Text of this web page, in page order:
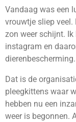
Vandaag was een
vrouwtje sliep veel.
zon weer schijnt.
instagram en
dierenbescherming.
Dat is de
pleegkittens waar
hebben nu een
weer is begonnen.